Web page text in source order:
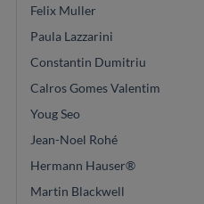
Felix Muller
Paula Lazzarini
Constantin Dumitriu
Calros Gomes Valentim
Youg Seo
Jean-Noel Rohé
Hermann Hauser®
Martin Blackwell